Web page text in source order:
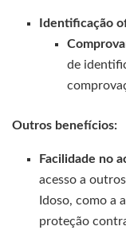
Identificação
de
Outros benefícios:
Facilidade no
acesso a
Idoso, como a
proteção